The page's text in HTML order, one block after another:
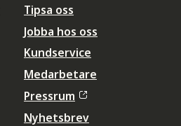
Tipsa oss
Jobba hos oss
Kundservice
Medarbetare
Pressrum
Nyhetsbrev